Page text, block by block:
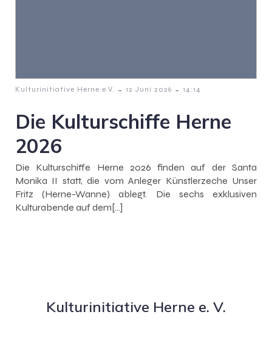
Kulturinitiative Herne e.V. - 12 Juni 2026 - 14:14
Die Kulturschiffe Herne
2026
Die Kulturschiffe Herne 2026 finden auf der Santa
Monika II statt, die vom Anleger Künstlerzeche Unser
Fritz (Herne-Wanne) ablegt. Die sechs exklusiven
Kulturabende auf dem[…]
Kulturinitiative Herne e. V.